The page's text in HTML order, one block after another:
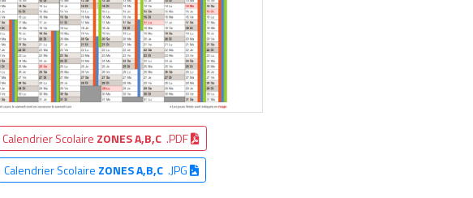
Calendrier Scolaire ZONES A,B,C .PDF
Calendrier Scolaire ZONES A,B,C.JPG